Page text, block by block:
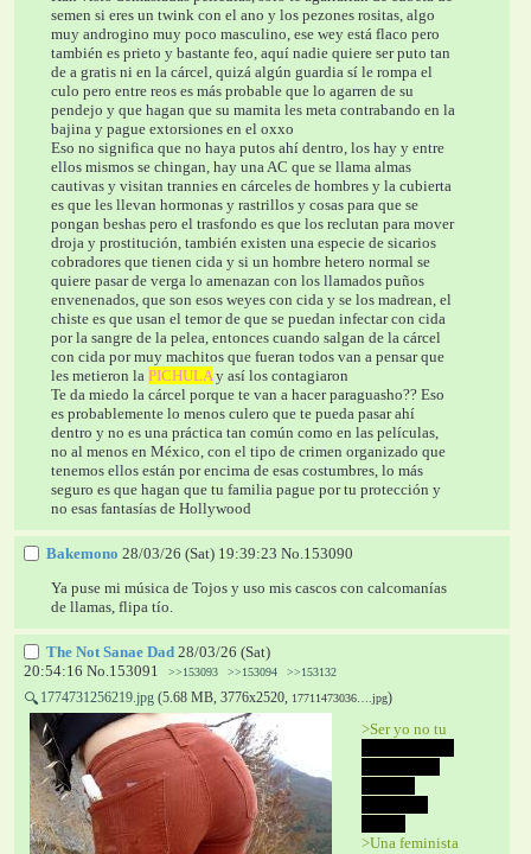
semen si eres un twink con el ano y los pezones rositas, algo
muy androgino muy poco masculino, ese wey está flaco pero
también es prieto y bastante feo, aquí nadie quiere ser puto tan
de a gratis ni en la cárcel, quizá algún guardia sí le rompa el
culo pero entre reos es más probable que lo agarren de su
pendejo y que hagan que su mamita les meta contrabando en la
bajina y pague extorsiones en el oxxo
Eso no significa que no haya putos ahí dentro, los hay y entre
ellos mismos se chingan, hay una AC que se llama almas
cautivas y visitan trannies en cárceles de hombres y la cubierta
es que les llevan hormonas y rastrillos y cosas para que se
pongan beshas pero el trasfondo es que los reclutan para mover
droja y prostitución, también existen una especie de sicarios
cobradores que tienen cida y si un hombre hetero normal se
quiere pasar de verga lo amenazan con los llamados puños
envenenados, que son esos weyes con cida y se los madrean, el
chiste es que usan el temor de que se puedan infectar con cida
por la sangre de la pelea, entonces cuando salgan de la cárcel
con cida por muy machitos que fueran todos van a pensar que
les metieron la PICHULA y así los contagiaron
Te da miedo la cárcel porque te van a hacer paraguasho?? Eso
es probablemente lo menos culero que te pueda pasar ahí
dentro y no es una práctica tan común como en las películas,
no al menos en México, con el tipo de crimen organizado que
tenemos ellos están por encima de esas costumbres, lo más
seguro es que hagan que tu familia pague por tu protección y
no esas fantasías de Hollywood
Bakemono 28/03/26 (Sat) 19:39:23 No. 153090
Ya puse mi música de Tojos y uso mis cascos con calcomanías
de llamas, flipa tío.
The Not Sanae Dad 28/03/26 (Sat)
20:54:16 No. 153091 >>153093 >>153094 >>153132
🔍 1774731256219.jpg (5.68 MB, 3776x2520, 17711473036….jpg)
>Una feminista